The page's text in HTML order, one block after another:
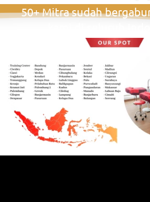
50+ Mitra sudah